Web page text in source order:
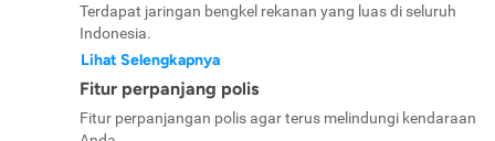
Terdapat jaringan bengkel rekanan yang luas di seluruh
Indonesia.
Lihat Selengkapnya
Fitur perpanjang polis
Fitur perpanjangan polis agar terus melindungi kendaraan